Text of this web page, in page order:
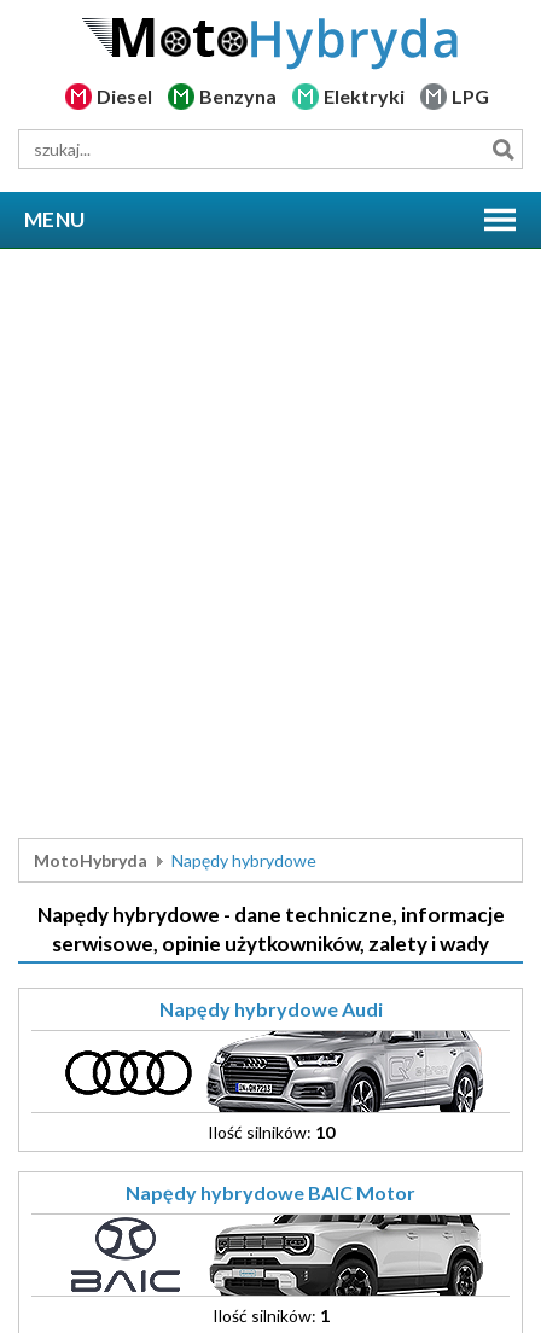
Diesel Benzyna Elektryki LPG
MENU
MotoHybryda Napędy hybrydowe
Napędy hybrydowe - dane techniczne, informacje
serwisowe, opinie użytkowników, zalety i wady
Napędy hybrydowe Audi
Ilość silników: 10
Napędy hybrydowe BAIC Motor
Ilość silników: 1